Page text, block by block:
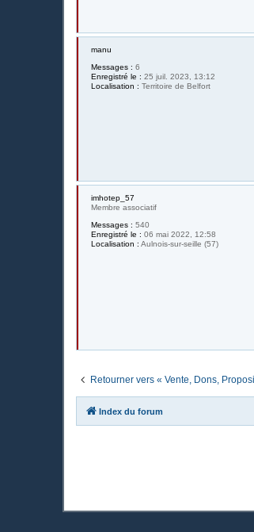
manu
Messages : 6
Enregistré le : 25 juil. 2023, 13:12
Localisation : Territoire de Belfort
imhotep_57
Membre associatif
Messages : 540
Enregistré le : 06 mai 2022, 12:58
Localisation : Aulnois-sur-seille (57)
Retourner vers « Vente, Dons,
Index du forum